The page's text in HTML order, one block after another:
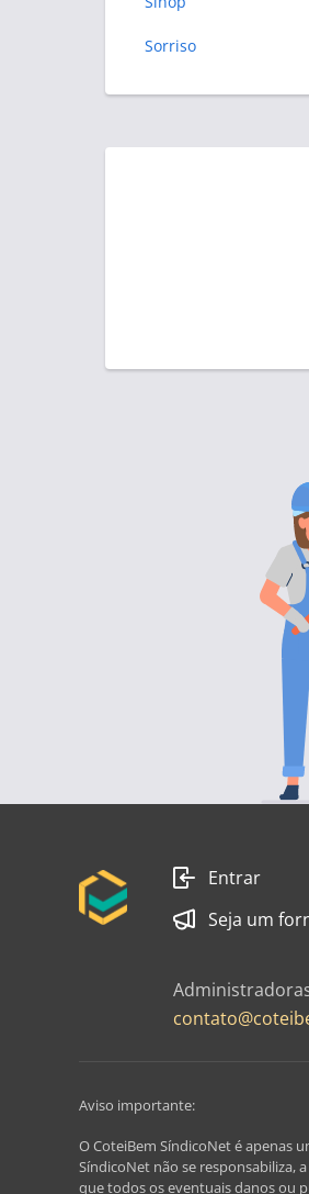
Sorriso
Entrar
Seja um
Aviso importante:
O CoteiBem SíndicoNet é apenas
SíndicoNet não se responsabiliza,
que todos os eventuais danos ou